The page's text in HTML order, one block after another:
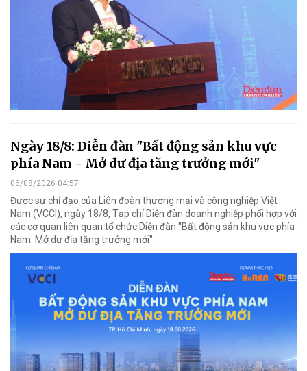
Ngày 18/8: Diễn đàn "Bất động sản khu vực
phía Nam - Mở dư địa tăng trưởng mới"
06/08/2026 04:57
Được sự chỉ đạo của Liên đoàn thương mại và công nghiệp Việt
Nam (VCCI), ngày 18/8, Tạp chí Diễn đàn doanh nghiệp phối hợp với
các cơ quan liên quan tổ chức Diễn đàn "Bất động sản khu vực phía
Nam: Mở dư địa tăng trưởng mới".